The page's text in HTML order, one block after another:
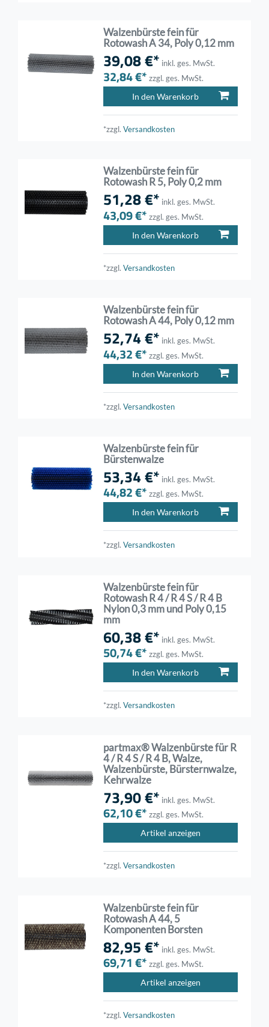
Walzenbürste fein für
Rotowash A 34, Poly 0,12 mm
39,08 €* inkl. ges. MwSt.
32,84 €* zzgl. ges. MwSt.
In den Warenkorb
*zzgl.Versandkosten
Walzenbürste fein für
Rotowash R 5, Poly 0,2 mm
51,28 €* inkl. ges. MwSt.
43,09 €* zzgl. ges. MwSt.
In den Warenkorb
*zzgl.Versandkosten
Walzenbürste fein für
Rotowash A 44, Poly 0,12 mm
52,74 €* inkl. ges. MwSt.
44,32 €* zzgl. ges. MwSt.
In den Warenkorb
*zzgl.Versandkosten
Walzenbürste fein für
Bürstenwalze
53,34 €* inkl. ges. MwSt.
44,82 €* zzgl. ges. MwSt.
In den Warenkorb
*zzgl.Versandkosten
Walzenbürste fein für
Rotowash R 4 / R 4 S / R 4 B
Nylon 0,3 mm und Poly 0,15
mm
60,38 €* inkl. ges. MwSt.
50,74 €* zzgl. ges. MwSt.
In den Warenkorb
*zzgl.Versandkosten
partmax® Walzenbürste für R
4 / R 4 S / R 4 B, Walze,
Walzenbürste, Bürsternwalze,
Kehrwalze
73,90 €* inkl. ges. MwSt.
62,10 €* zzgl. ges. MwSt.
Artikel anzeigen
*zzgl.Versandkosten
Walzenbürste fein für
Rotowash A 44, 5
Komponenten Borsten
82,95 €* inkl. ges. MwSt.
69,71 €* zzgl. ges. MwSt.
Artikel anzeigen
*zzgl.Versandkosten